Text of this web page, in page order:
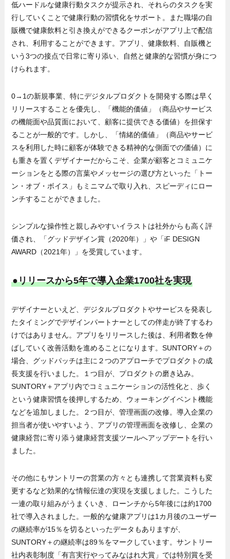
低ハードルな健康行動タスクが提示され、それらのタスクを実
行していくことで健康行動の習慣化をサポート。また職場の自
販機で健康飲料と引き換えができるクーポンがアプリ上で配信
され、利用することができます。アプリ、健康飲料、自販機と
いう3つの接点で日常に寄り添い、自然と健康的な習慣が身につ
けられます。
0→1の新規事業、特にデジタルプロダクトを開発する際は早く
リリースすることを優先し、「機能的価値」（商品やサービス
の機能面や品質面において、顧客に提供できる価値）を担保す
ることが一般的です。しかし、「情緒的価値」（商品やサービ
スを利用した時に顧客が体験できる精神的な側面での価値）に
も重きを置くデザイナーだからこそ、企業が顧客とコミュニケ
ーションをとる際の言葉やメッセージの選び方といった「トー
ン・オブ・ボイス」もミニマムで取り入れ、スピーディにロー
ンチすることができました。
シンプルな操作性と親しみやすいイラストは社外からも高く評
価され、「グッドデザイン賞（2020年）」や「iF DESIGN
AWARD（2021年）」を受賞しています。
●リリースから5年で導入企業1700社を実現
デザイナーといえど、デジタルプロダクトやサービスを発表し
たタイミングでデザインパートナーとしての伴走が終了するわ
けではありません。アプリをリリースした後は、利用者数を伸
ばしていく改善活動を進めることになります。SUNTORY＋の
場合、グッドパッチは主に２つのアプローチでプロダクトの成
長支援を行いました。１つ目が、プロダクトの磨き込み。
SUNTORY＋アプリ内でコミュニケーションの活性化と、歩く
という健康習慣を後押しするため、ウォーキングイベント機能
などを追加しました。２つ目が、管理画面の改修。導入企業の
担当者が使いやすいよう、アプリの管理画面を改修し、企業の
健康経営に寄り添う健康経営支援ツールへアップデートを行い
ました。
その他にもサントリーの営業の方々とも連携して営業資料も変
更するなど効果的な情報伝達の実現を支援しました。こうした
一連の取り組みがうまくいき、ローンチから5年後には約1700
社で導入されました。一般的な健康アプリは1カ月後のユーザー
の継続率が15％を切るといったデータもありますが、
SUNTORY＋の継続率は89％をマークしています。サントリー
社内表彰制度「有言実行やってみなはれ大賞」では特別賞を受